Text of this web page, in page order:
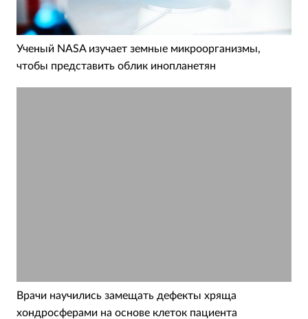
Ученый NASA изучает земные микроорганизмы,
чтобы представить облик инопланетян
Врачи научились замещать дефекты хряща
хондросферами на основе клеток пациента